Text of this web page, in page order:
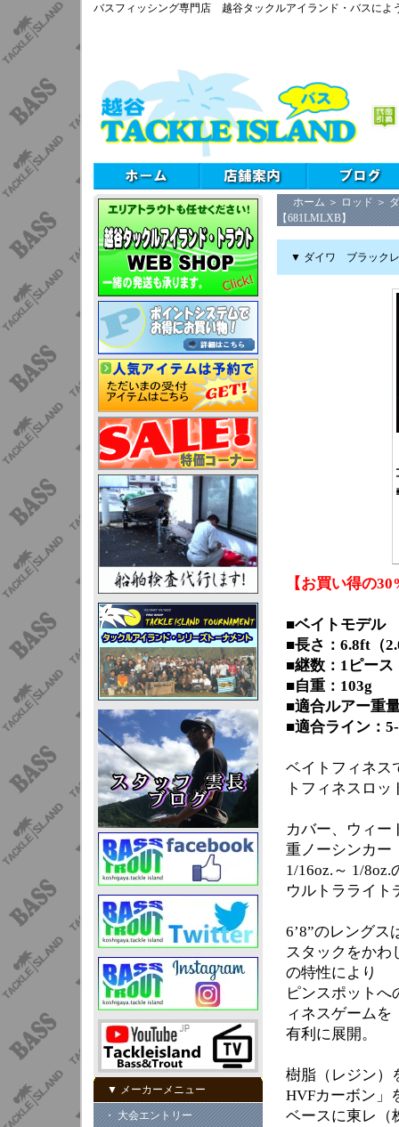
バスフィッシング専門店 越谷タックルアイランド・バスによ
▼ メーカーメニュー
・ 大会エントリー
ホーム ＞ ロッド ＞
【681LMLXB】
▼ ダイワ ブラックレ
【お買い得の
■ベイトモデル
■長さ：6.8ft（
■継数：1ピース
■自重：103g
■適合ルアー重
■適合ライン：
ベイトフィネス
トフィネスロッ
カバー、ウィー
重ノーシンカー
1/16oz.～ 1/
ウルトラライト
6’8”のレング
スタックをかわ
の特性により
ピンスポット
ィネスゲームを
有利に展開。
樹脂（レジン）
HVFカーボン」
ベースに東レ（